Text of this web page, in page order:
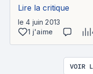
Lire la critique
le 4 juin 2013
1 j'aime
VOIR